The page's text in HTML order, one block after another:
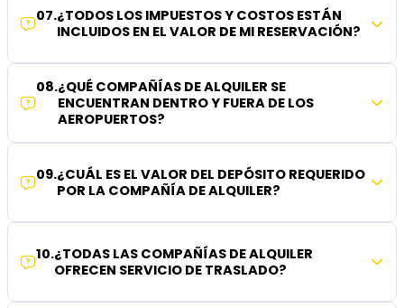
07.¿TODOS LOS IMPUESTOS Y COSTOS ESTÁN
INCLUIDOS EN EL VALOR DE MI RESERVACIÓN?
08.¿QUÉ COMPAÑÍAS DE ALQUILER SE
ENCUENTRAN DENTRO Y FUERA DE LOS
AEROPUERTOS?
09.¿CUÁL ES EL VALOR DEL DEPÓSITO REQUERIDO
POR LA COMPAÑÍA DE ALQUILER?
10.¿TODAS LAS COMPAÑÍAS DE ALQUILER
OFRECEN SERVICIO DE TRASLADO?